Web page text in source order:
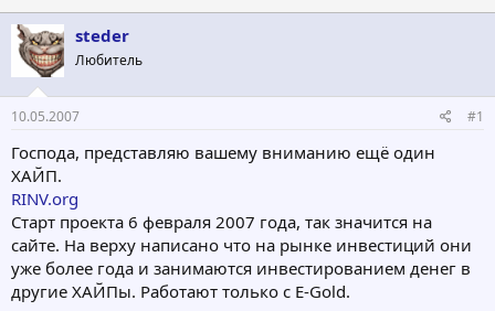
т
о
р
т
е
м
ы
т
а
н
а
ч
л
а
steder
Любитель
10.05.2007 #1
Господа, представляю вашему вниманию ещё один
ХАЙП.
RINV.org
Старт проекта 6 февраля 2007 года, так значится на
сайте. На верху написано что на рынке инвестиций они
уже более года и занимаются инвестированием денег в
другие ХАЙПы. Работают только с E-Gold.